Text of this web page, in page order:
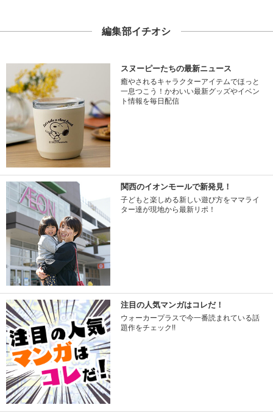
編集部イチオシ
スヌーピーたちの最新ニュース
癒やされるキャラクターアイテムでほっと
一息つこう！かわいい最新グッズやイベン
ト情報を毎日配信
関西のイオンモールで新発見！
子どもと楽しめる新しい遊び方をママライ
ター達が現地から最新リポ！
注目の人気マンガはコレだ！
ウォーカープラスで今一番読まれている話
題作をチェック!!